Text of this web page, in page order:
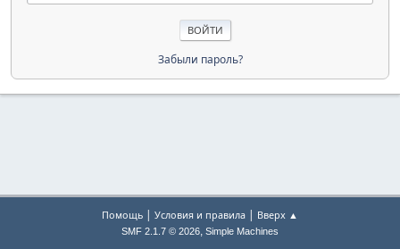
Забыли пароль?
Помощь | Условия и правила | Вверх ▲
SMF 2.1.7 © 2026, Simple Machines